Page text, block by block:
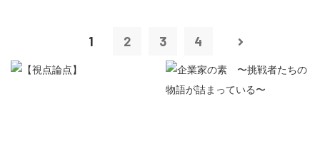
1 2 3 4